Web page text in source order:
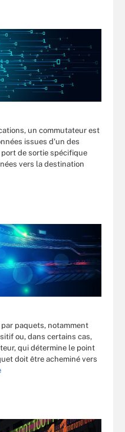
un commutateur est
issues d'un des
de sortie spécifique
vers la destination
paquets, notamment
ou, dans certains cas,
qui détermine le point
doit être acheminé vers